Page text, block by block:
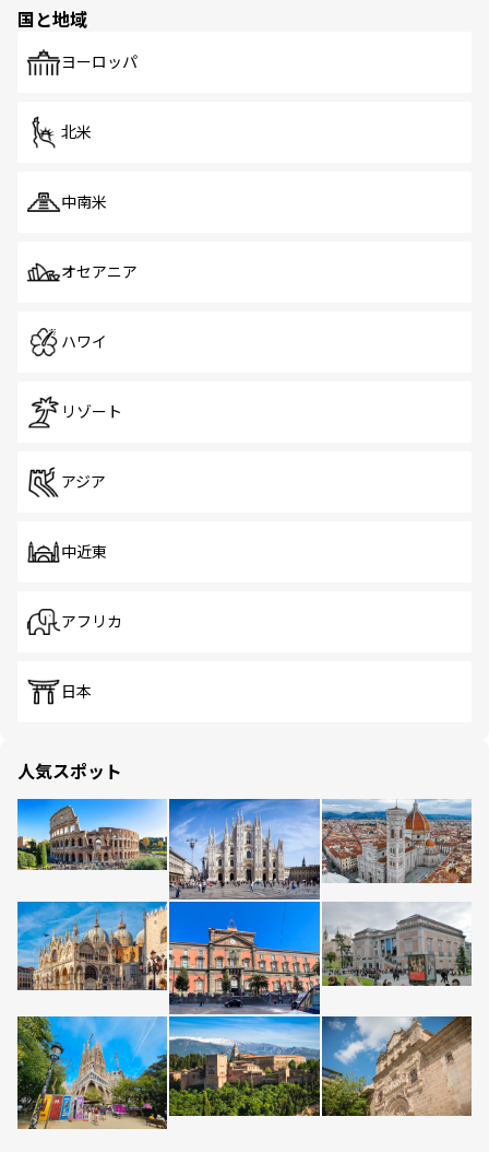
で、ホーカーズは地元の風情を楽しめる外せないスポット
国と地域
ヨーロッパ
北米
中南米
オセアニア
ハワイ
リゾート
アジア
中近東
アフリカ
日本
人気スポット